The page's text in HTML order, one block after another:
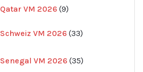
Qatar VM 2026 99
Schweiz VM 2026 33
produkter
Senegal VM 2026 35
produkter